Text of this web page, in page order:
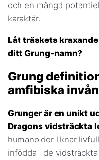
och en mängd
karaktär.
Låt träskets
ditt Grung-namn?
Grung
amfibiska
Grunger är en unikt
Dragons vidsträckta
humanoider liknar
infödda i de